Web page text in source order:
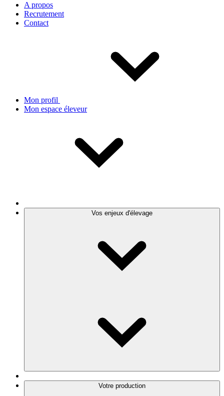
A propos
Recrutement
Contact
Mon profil
Mon espace éleveur
Vos enjeux d'élevage
Votre production